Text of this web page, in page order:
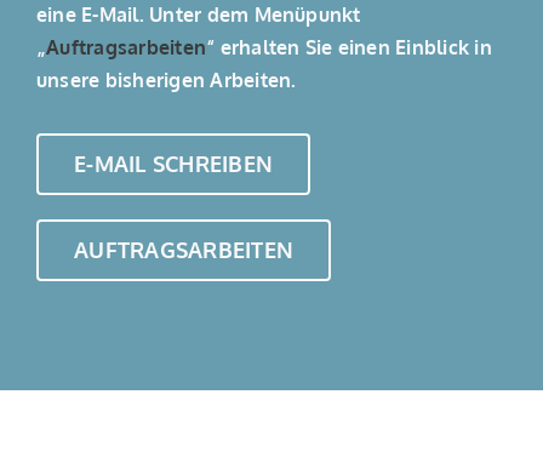
eine E-Mail. Unter dem Menüpunkt
„Auftragsarbeiten“ erhalten Sie einen Einblick in
unsere bisherigen Arbeiten.
E-MAIL SCHREIBEN
AUFTRAGSARBEITEN